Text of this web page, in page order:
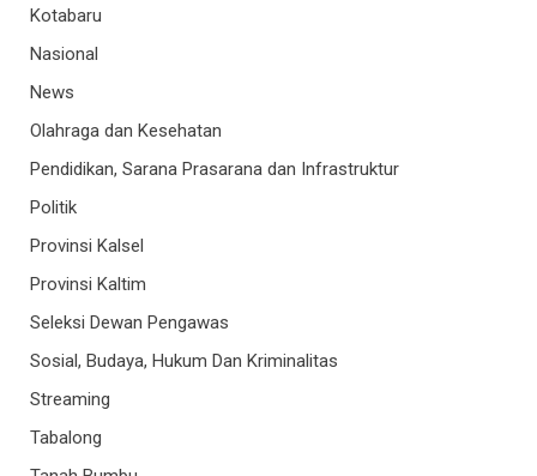
Kotabaru
Nasional
News
Olahraga dan Kesehatan
Pendidikan, Sarana Prasarana dan Infrastruktur
Politik
Provinsi Kalsel
Provinsi Kaltim
Seleksi Dewan Pengawas
Sosial, Budaya, Hukum Dan Kriminalitas
Streaming
Tabalong